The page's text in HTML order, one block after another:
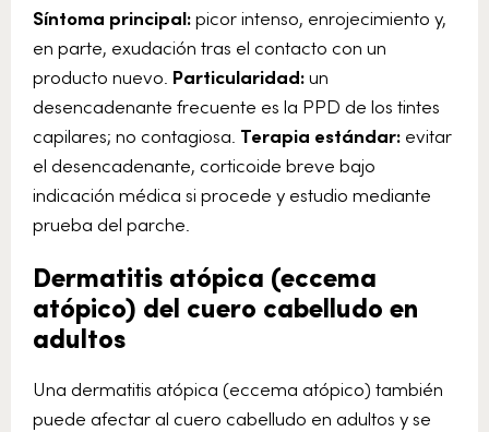
Síntoma principal:picor intenso, enrojecimiento y,
en parte, exudación tras el contacto con un
producto nuevo. Particularidad:un
desencadenante frecuente es la PPD de los tintes
capilares; no contagiosa. Terapia estándar: evitar
el desencadenante, corticoide breve bajo
indicación médica si procede y estudio mediante
prueba del parche.
Dermatitis atópica (eccema
atópico) del cuero cabelludo en
adultos
Una dermatitis atópica (eccema atópico) también
puede afectar al cuero cabelludo en adultos y se